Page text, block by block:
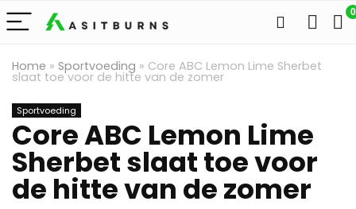
0
Home » Sportvoeding » Core ABC Lemon Lime Sherbet
slaat toe voor de hitte van de zomer
Sportvoeding
Core ABC Lemon Lime
Sherbet slaat toe voor
de hitte van de zomer